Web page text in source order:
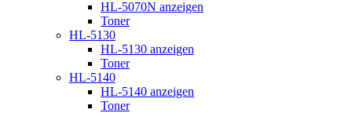
HL-5070N anzeigen
Toner
HL-5130
HL-5130 anzeigen
Toner
HL-5140
HL-5140 anzeigen
Toner